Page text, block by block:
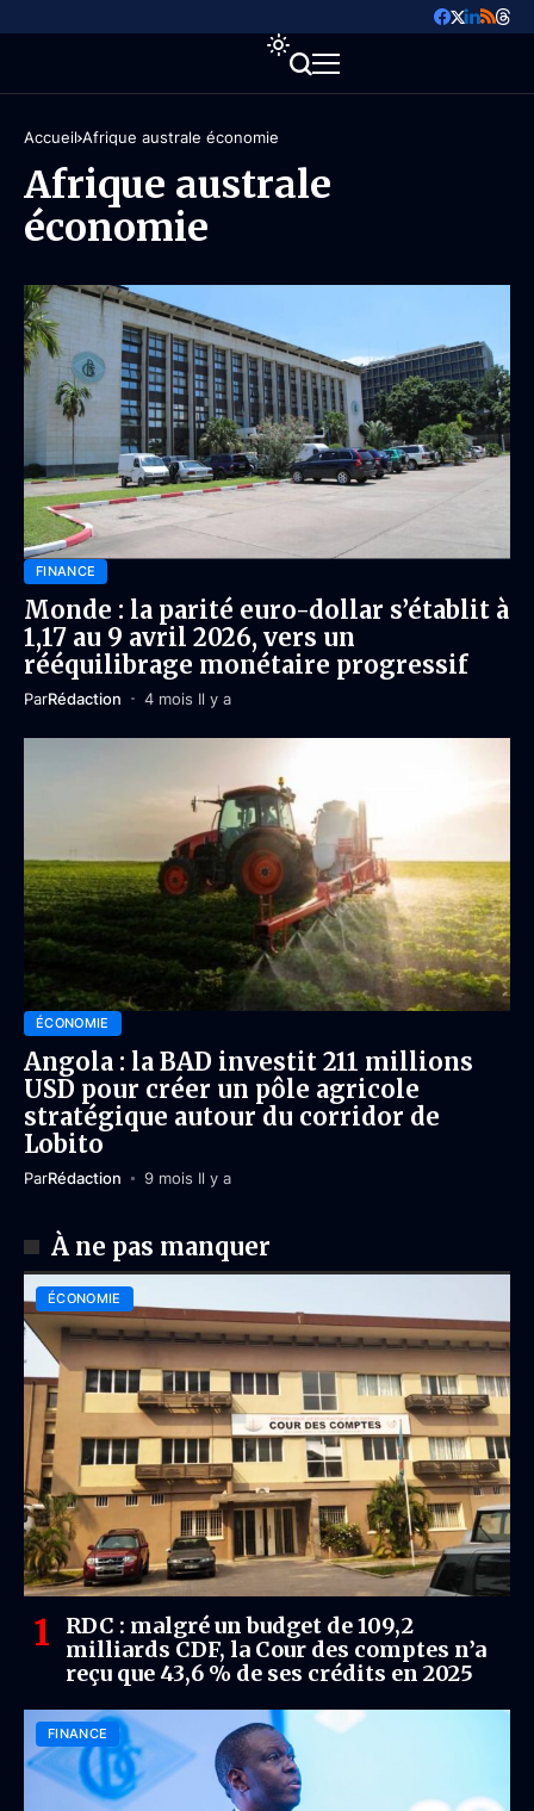
Accueil Afrique australe économie
Afrique australe
économie
FINANCE
Monde : la parité euro-dollar s’établit à
1,17 au 9 avril 2026, vers un
rééquilibrage monétaire progressif
ParRédaction 4 mois Il y a
ÉCONOMIE
Angola : la BAD investit 211 millions
USD pour créer un pôle agricole
stratégique autour du corridor de
Lobito
ParRédaction 9 mois Il y a
À ne pas manquer
ÉCONOMIE
RDC : malgré un budget de 109,2
milliards CDF, la Cour des comptes n’a
reçu que 43,6 % de ses crédits en 2025
FINANCE